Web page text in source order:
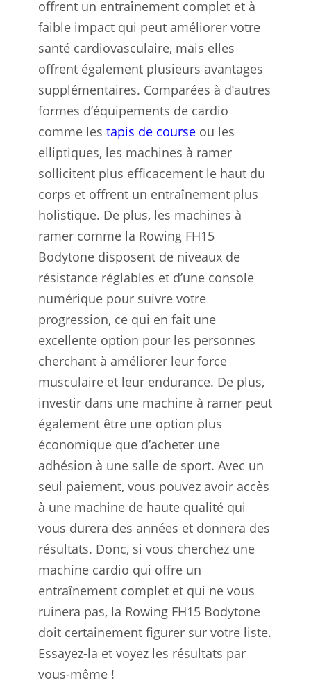
offrent un entraînement complet et à
faible impact qui peut améliorer votre
santé cardiovasculaire, mais elles
offrent également plusieurs avantages
supplémentaires. Comparées à d’autres
formes d’équipements de cardio
comme les tapis de course ou les
elliptiques, les machines à ramer
sollicitent plus efficacement le haut du
corps et offrent un entraînement plus
holistique. De plus, les machines à
ramer comme la Rowing FH15
Bodytone disposent de niveaux de
résistance réglables et d’une console
numérique pour suivre votre
progression, ce qui en fait une
excellente option pour les personnes
cherchant à améliorer leur force
musculaire et leur endurance. De plus,
investir dans une machine à ramer peut
également être une option plus
économique que d’acheter une
adhésion à une salle de sport. Avec un
seul paiement, vous pouvez avoir accès
à une machine de haute qualité qui
vous durera des années et donnera des
résultats. Donc, si vous cherchez une
machine cardio qui offre un
entraînement complet et qui ne vous
ruinera pas, la Rowing FH15 Bodytone
doit certainement figurer sur votre liste.
Essayez-la et voyez les résultats par
vous-même !